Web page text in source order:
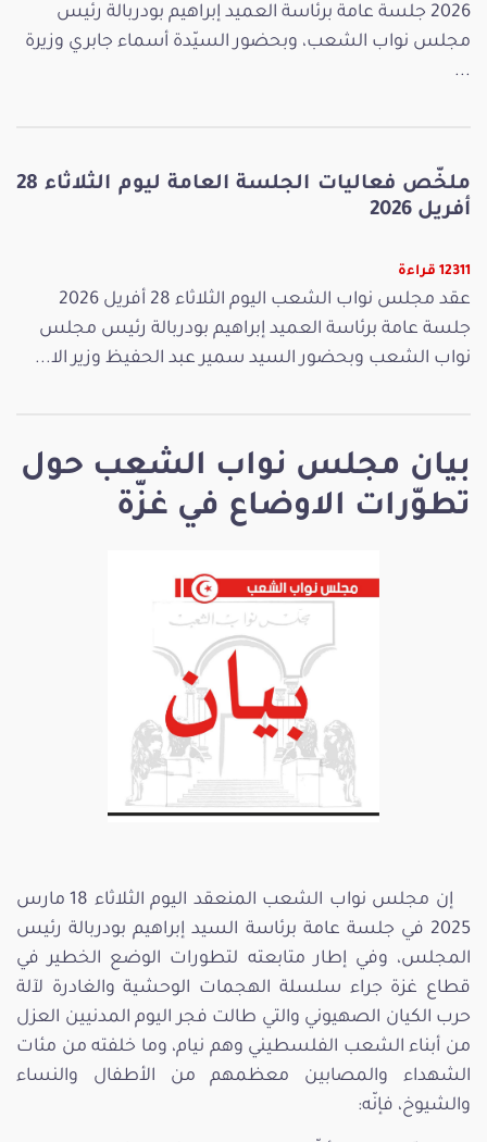
بيان مجلس نواب الشعب حول
تطوّرات الاوضاع في غزّة
إن مجلس نواب الشعب المنعقد اليوم الثلاثاء 18 مارس
2025 في جلسة عامة برئاسة السيد إبراهيم بودربالة رئيس
المجلس، وفي إطار متابعته لتطورات الوضع الخطير في
قطاع غزة جراء سلسلة الهجمات الوحشية والغادرة لآلة
حرب الكيان الصهيوني والتي طالت فجر اليوم المدنيين العزل
من أبناء الشعب الفلسطيني وهم نيام، وما خلفته من مئات
الشهداء والمصابين معظمهم من الأطفال والنساء
والشيوخ، فإنّه:
2026 جلسة عامة برئاسة العميد إبراهيم بودربالة رئيس
مجلس نواب الشعب، وبحضور السيّدة أسماء جابري وزيرة
...
ملخّص فعاليات الجلسة العامة ليوم الثلاثاء 28
أفريل 2026
12311 قراءة
عقد مجلس نواب الشعب اليوم الثلاثاء 28 أفريل 2026
جلسة عامة برئاسة العميد إبراهيم بودربالة رئيس مجلس
نواب الشعب وبحضور السيد سمير عبد الحفيظ وزير الا...